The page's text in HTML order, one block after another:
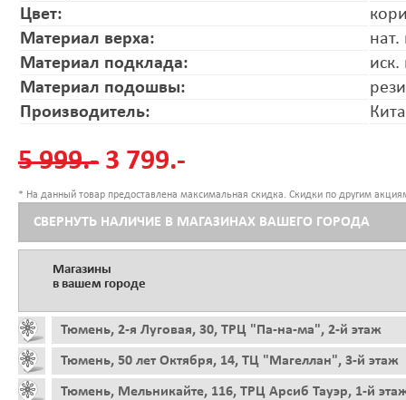
Цвет:
Материал верха:
Материал подклада:
Материал подошвы:
Производитель:
5 999.- 3 799.-
* На данный товар предоставлена максимальная скидка. Скидки по другим
СВЕРНУТЬ НАЛИЧИЕ В МАГАЗИНАХ ВАШЕГО ГОРОДА
Магазины
в вашем городе
Тюмень, 2-я Луговая, 30, ТРЦ "Па-на-ма", 2-й этаж
Тюмень, 50 лет Октября, 14, ТЦ "Магеллан", 3-й этаж
Тюмень, Мельникайте, 116, ТРЦ Арсиб Тауэр, 1-й